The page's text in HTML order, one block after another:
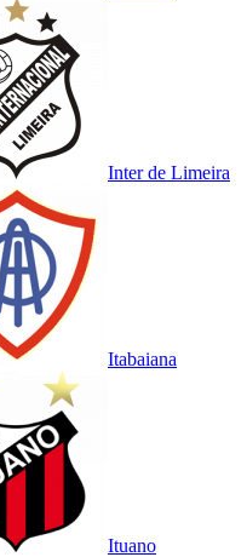
Inter de Limeira
Itabaiana
Ituano